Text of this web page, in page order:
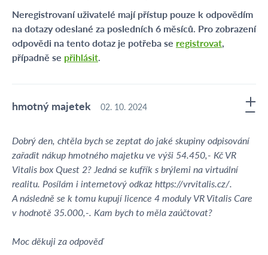
Neregistrovaní uživatelé mají přístup pouze k odpovědím
na dotazy odeslané za posledních 6 měsíců. Pro zobrazení
odpovědi na tento dotaz je potřeba se registrovat,
případně se přihlásit.
hmotný majetek 02. 10. 2024
Dobrý den, chtěla bych se zeptat do jaké skupiny odpisování
zařadit nákup hmotného majetku ve výši 54.450,- Kč VR
Vitalis box Quest 2? Jedná se kufřík s brýlemi na virtuální
realitu. Posílám i internetový odkaz https://vrvitalis.cz/.
A následně se k tomu kupují licence 4 moduly VR Vitalis Care
v hodnotě 35.000,-. Kam bych to měla zaúčtovat?
Moc děkuji za odpověď